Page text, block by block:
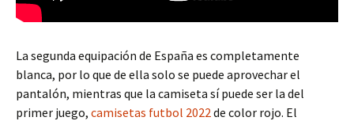
La segunda equipación de España es completamente
blanca, por lo que de ella solo se puede aprovechar el
pantalón, mientras que la camiseta sí puede ser la del
primer juego, camisetas futbol 2022de color rojo. El